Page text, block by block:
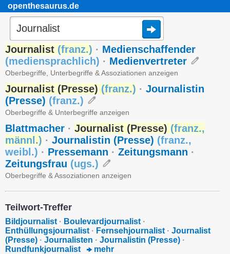
openthesaurus.de
Journalist (franz.) · Medienschaffender
(mediensprachlich) · Medienvertreter
Oberbegriffe, Unterbegriffe & Assoziationen anzeigen
Journalist (Presse) (franz.) · Journalistin
(Presse) (franz.)
Oberbegriffe & Unterbegriffe anzeigen
Blattmacher · Journalist (Presse) (franz.,
männl.) · Journalistin (Presse) (franz.,
weibl.) · Pressemann · Zeitungsmann ·
Zeitungsfrau (ugs.)
Oberbegriffe & Assoziationen anzeigen
Teilwort-Treffer
Bildjournalist · Boulevardjournalist ·
Enthüllungsjournalist · Fernsehjournalist · Journalist
(Presse) · Journalisten · Journalistin (Presse) ·
Rundfunkjournalist
mehr